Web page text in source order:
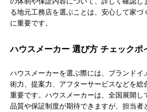
る地元工務店を選ぶことは、安心して家づ
に重要です。
ハウスメーカー 選び方 チェックポ
ハウスメーカーを選ぶ際には、ブランドイ
術力、提案力、アフターサービスなどを総
重要です。ハウスメーカーは、全国展開し
品質や保証制度が期待できますが、担当者